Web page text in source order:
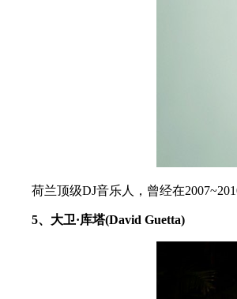
荷兰顶级DJ音乐人，曾经在
5、大卫·库塔(David Guetta)